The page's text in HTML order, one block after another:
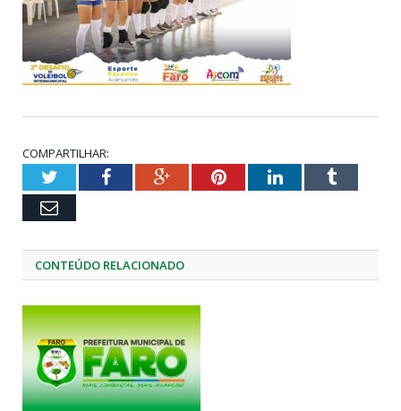
COMPARTILHAR:
TwitterFacebookGoogle+PinterestLinkedInTumblr
Email
CONTEÚDO RELACIONADO